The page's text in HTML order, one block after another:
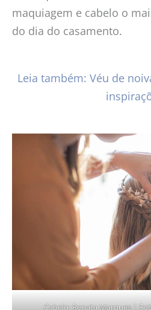
maquiagem e cabelo o
do dia do casamento.
Leia também: Véu de
Cabelo: Renata Marques |